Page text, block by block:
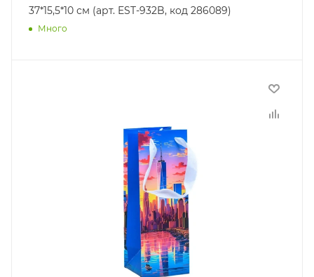
37*15,5*10 см (арт. EST-932B, код 286089)
Много